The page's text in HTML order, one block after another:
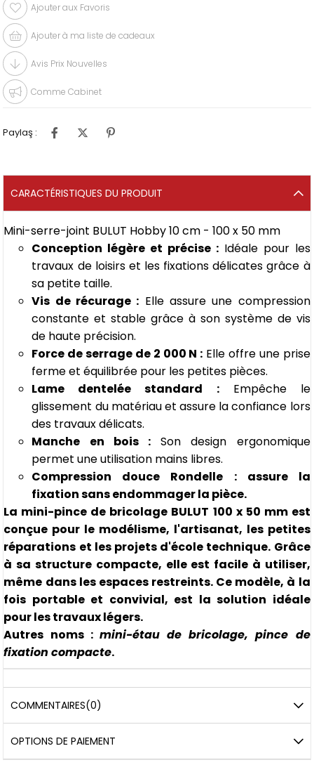
Ajouter aux Favoris
Ajouter à ma liste de cadeaux
Avis Prix Nouvelles
Comme Cabinet
Paylaş :
CARACTÉRISTIQUES DU PRODUIT
Mini-serre-joint BULUT Hobby 10 cm - 100 x 50 mm
Conception légère et précise :Idéale pour les
travaux de loisirs et les fixations délicates grâce à
sa petite taille.
Vis de récurage : Elle assure une compression
constante et stable grâce à son système de vis
de haute précision.
Force de serrage de 2 000 N : Elle offre une prise
ferme et équilibrée pour les petites pièces.
Lame dentelée standard :Empêche le
glissement du matériau et assure la confiance lors
des travaux délicats.
Manche en bois : Son design ergonomique
permet une utilisation mains libres.
Compression douce Rondelle : assure la
fixation sans endommager la pièce.
La mini-pince de bricolage BULUT 100 x 50 mmest
conçue pour le modélisme, l'artisanat, les petites
réparations et les projets d'école technique. Grâce
à sa structure compacte, elle est facile à utiliser,
même dans les espaces restreints. Ce modèle, à la
fois portable et convivial, est la solution idéale
pour les travaux légers.
Autres noms : mini-étau de bricolage, pince de
fixation compacte.
COMMENTAIRES(0)
OPTIONS DE PAIEMENT